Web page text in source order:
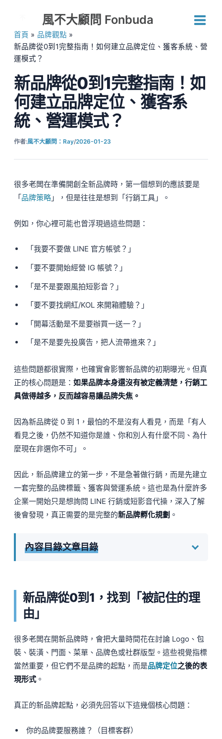
風不大顧問 Fonbuda
首頁
品牌觀點
新品牌從0到1完整指南！如何建立品牌定位、獲客系統、營
運模式？
新品牌從0到1完整指南！如
何建立品牌定位、獲客系
統、營運模式？
作者:風不大顧問：Ray/2026-01-23
很多老闆在準備開創全新品牌時，第一個想到的應該要是
「品牌策略」，但是往往是想到「行銷工具」。
例如，你心裡可能也曾浮現過這些問題：
「我要不要做 LINE 官方帳號？」
「要不要開始經營 IG 帳號？」
「是不是要跟風拍短影音？」
「要不要找網紅/KOL 來開箱體驗？」
「開幕活動是不是要辦買一送一？」
「是不是要先投廣告，把人流帶進來？」
這些問題都很實際，也確實會影響新品牌的初期曝光。但真
正的核心問題是： 如果品牌本身還沒有被定義清楚，行銷工
具做得越多，反而越容易讓品牌失焦。
因為新品牌從 0 到 1，最怕的不是沒有人看見，而是「有人
看見之後，仍然不知道你是誰、你和別人有什麼不同、為什
麼現在非選你不可」。
因此，新品牌建立的第一步，不是急著做行銷，而是先建立
一套完整的品牌標籤、獲客與營運系統。這也是為什麼許多
企業一開始只是想詢問 LINE 行銷或短影音代操，深入了解
後會發現，真正需要的是完整的新品牌孵化規劃 。
新品牌從0到1，找到「被記住的理
由」
很多老闆在開新品牌時，會把大量時間花在討論 Logo、包
裝、裝潢、門面、菜單、品牌色或社群版型。這些視覺指標
當然重要，但它們不是品牌的起點，而是品牌定位之後的表
現形式。
真正的新品牌起點，必須先回答以下這幾個核心問題：
你的品牌要服務誰？（目標客群）